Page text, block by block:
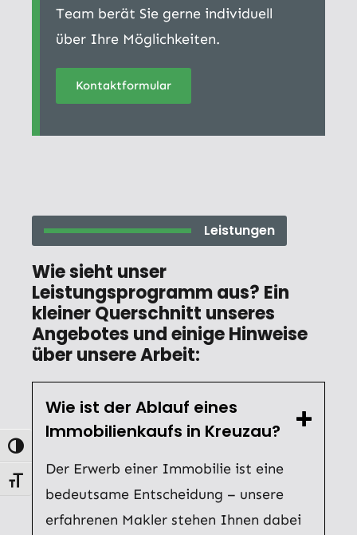
Umschalten auf hohe Kontraste
Schrift vergrößern
Team berät Sie gerne individuell
über Ihre Möglichkeiten.
Kontaktformular
Leistungen
Wie sieht unser
Leistungsprogramm aus? Ein
kleiner Querschnitt unseres
Angebotes und einige Hinweise
über unsere Arbeit:
Wie ist der Ablauf eines
Immobilienkaufs in Kreuzau?
Der Erwerb einer Immobilie ist eine
bedeutsame Entscheidung – unsere
erfahrenen Makler stehen Ihnen dabei